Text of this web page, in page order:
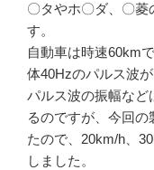
〇タやホ〇ダ、〇
す。
自動車は時速60km
体40Hzのパルス波
パルス波の振幅など
るのですが、今回
たので、20km/h、
しました。